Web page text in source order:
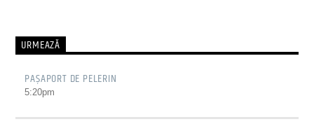
URMEAZĂ
PAŞAPORT DE PELERIN
5:20pm